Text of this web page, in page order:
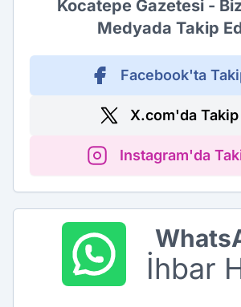
Kocatepe Gazetesi -
Medyada Takip
Facebook'ta
X.com'da Takip
Instagram'da
İhbar